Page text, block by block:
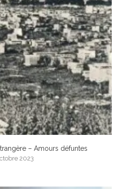
– Amours défuntes
2023